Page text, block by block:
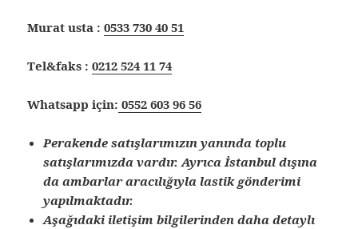
Murat usta :0533 730 40 51
Tel&faks :0212 524 11 74
Whatsapp için: 0552 603 96 56
Perakende satışlarımızın yanında toplu
satışlarımızda vardır. Ayrıca İstanbul dışına
da ambarlar aracılığıyla lastik gönderimi
yapılmaktadır.
Aşağıdaki iletişim bilgilerinden daha detaylı